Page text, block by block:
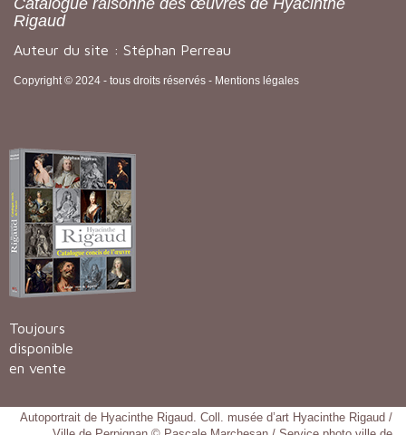
Rigaud
Auteur du site : Stéphan Perreau
Copyright © 2024 - tous droits réservés - Mentions légales
Toujours
disponible
en vente
Autoportrait de Hyacinthe Rigaud. Coll. musée d’art Hyacinthe Rigaud /